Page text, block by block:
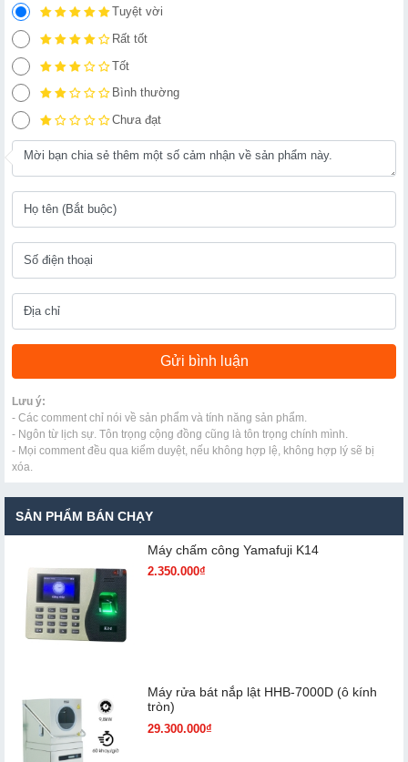
Tuyệt vời
Rất tốt
Tốt
Bình thường
Chưa đạt
Lưu ý:
- Các comment chỉ nói về sản phẩm và tính năng sản phẩm.
- Ngôn từ lịch sự. Tôn trọng cộng đồng cũng là tôn trọng chính mình.
- Mọi comment đều qua kiểm duyệt, nếu không hợp lệ, không hợp lý sẽ bị
xóa.
SẢN PHẨM BÁN CHẠY
Máy chấm cô​ng Yamafuji K14
2.350.000₫
Máy rửa bát nắp lật HHB-7000D (ô kính
tròn)
29.300.000₫